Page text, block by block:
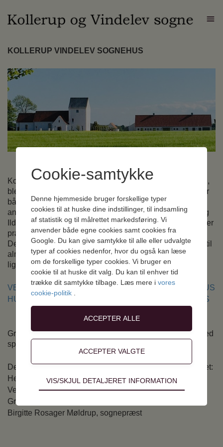
KOLLERUP VINDELEV SOGNEHUS
Kollerup-Vindelev Sognehus, Hygumvej 68, 7300 Jelling,
blev taget i brug lørdag den 18. januar 2020. Det fungerer
både som arbejdsplads og værksted for graverne der er
ansat ved de 4 kirkegårde: Kollerup, Vindelev, Hvejsel og
Ildved i samarbejdet KIRSAM, og i husets anden del er der
præstekontor og mødelokale for sognets arrangementer.
Det er muligt for sognets beboere at låne eller leje huset til
almindelige møder, sammenkomster, mindesamvær og
lign. (dog ikke til fest).
VEDTÆGTER FOR KOLLERUP-VINDELEV SOGNEHUS
HUSORDEN FOR KOLLERUP-VINDELEV SOGNEHUS
Graver Heidi L. Hansen er Sognehus-ansvarlig og kan ved
spørgsmål kontaktes:21565474,
Der er nedsat en sognehus-udvalg under menighedsrådet:
Heidi Lundberg Hansen, graver og sognehus-ansvarlig
Verner Utoft, medlem af menighedsrådet
Grethe Mogensen, formand for menighedsrådet
Birgitte Rosager Møldrup, sognepræst
Cookie-samtykke
Denne hjemmeside bruger forskellige typer
cookies til at huske dine indstillinger, til indsamling
af statistik og til målrettet markedsføring. Vi
anvender både egne cookies samt cookies fra
Google. Du kan give samtykke til alle eller udvalgte
typer af cookies nedenfor, hvor du også kan læse
om de forskellige typer cookies. Vi bruger en
cookie til at huske dit valg. Du kan til enhver tid
trække dit samtykke tilbage. Læs mere i vores
cookie-politik
Teknisk
Tekniske cookies er nødvendige for hjemmesidens
adgangskontrol samt indkøbskurv og kan derfor
VIS/SKJUL DETALJERET INFORMATION